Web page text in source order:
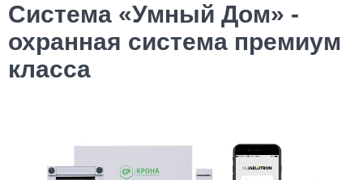
Система «Умный Дом» -
охранная система премиум
класса